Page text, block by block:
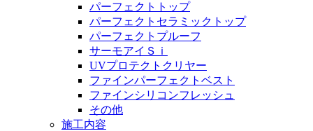
パーフェクトトップ
パーフェクトセラミックトップ
パーフェクトプルーフ
サーモアイＳｉ
UVプロテクトクリヤー
ファインパーフェクトベスト
ファインシリコンフレッシュ
その他
施工内容